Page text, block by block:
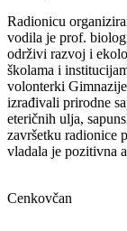
Radionicu
vodila je prof.
održivi razvoj i
školama i
volonterki
izrađivali prirodne
eteričnih ulja,
završetku radionice
vladala je pozitivna
Cenkovčan